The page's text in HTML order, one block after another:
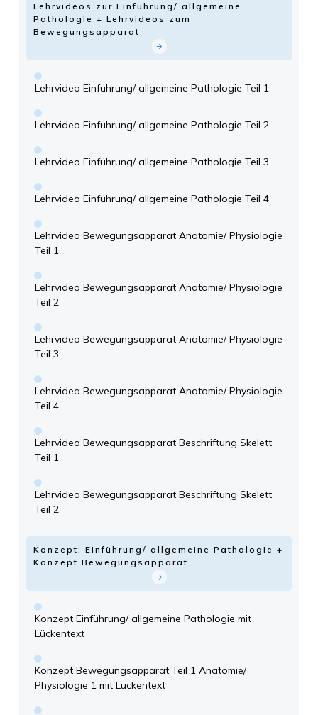
Lehrvideos zur Einführung/ allgemeine
Pathologie + Lehrvideos zum
Bewegungsapparat
Lehrvideo Einführung/ allgemeine Pathologie Teil 1
Lehrvideo Einführung/ allgemeine Pathologie Teil 2
Lehrvideo Einführung/ allgemeine Pathologie Teil 3
Lehrvideo Einführung/ allgemeine Pathologie Teil 4
Lehrvideo Bewegungsapparat Anatomie/ Physiologie
Teil 1
Lehrvideo Bewegungsapparat Anatomie/ Physiologie
Teil 2
Lehrvideo Bewegungsapparat Anatomie/ Physiologie
Teil 3
Lehrvideo Bewegungsapparat Anatomie/ Physiologie
Teil 4
Lehrvideo Bewegungsapparat Beschriftung Skelett
Teil 1
Lehrvideo Bewegungsapparat Beschriftung Skelett
Teil 2
Konzept: Einführung/ allgemeine Pathologie +
Konzept Bewegungsapparat
Konzept Einführung/ allgemeine Pathologie mit
Lückentext
Konzept Bewegungsapparat Teil 1 Anatomie/
Physiologie 1 mit Lückentext